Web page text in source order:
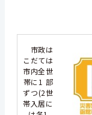
市政は
こだては
市内全世
帯に1 部
ずつ(2世
帯入居に